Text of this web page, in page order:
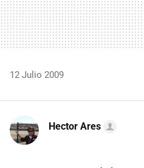
12 Julio 2009
Hector Ares